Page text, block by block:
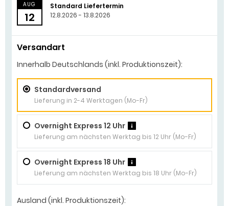
AUG
12
Standard Liefertermin
12.8.2026 - 13.8.2026
Versandart
Innerhalb Deutschlands (inkl. Produktionszeit):
Standardversand
Lieferung in 2-4 Werktagen (Mo-Fr)
Overnight Express 12 Uhr
Lieferung am nächsten Werktag bis 12 Uhr (Mo-Fr)
Overnight Express 18 Uhr
Lieferung am nächsten Werktag bis 18 Uhr (Mo-Fr)
Ausland (inkl. Produktionszeit):